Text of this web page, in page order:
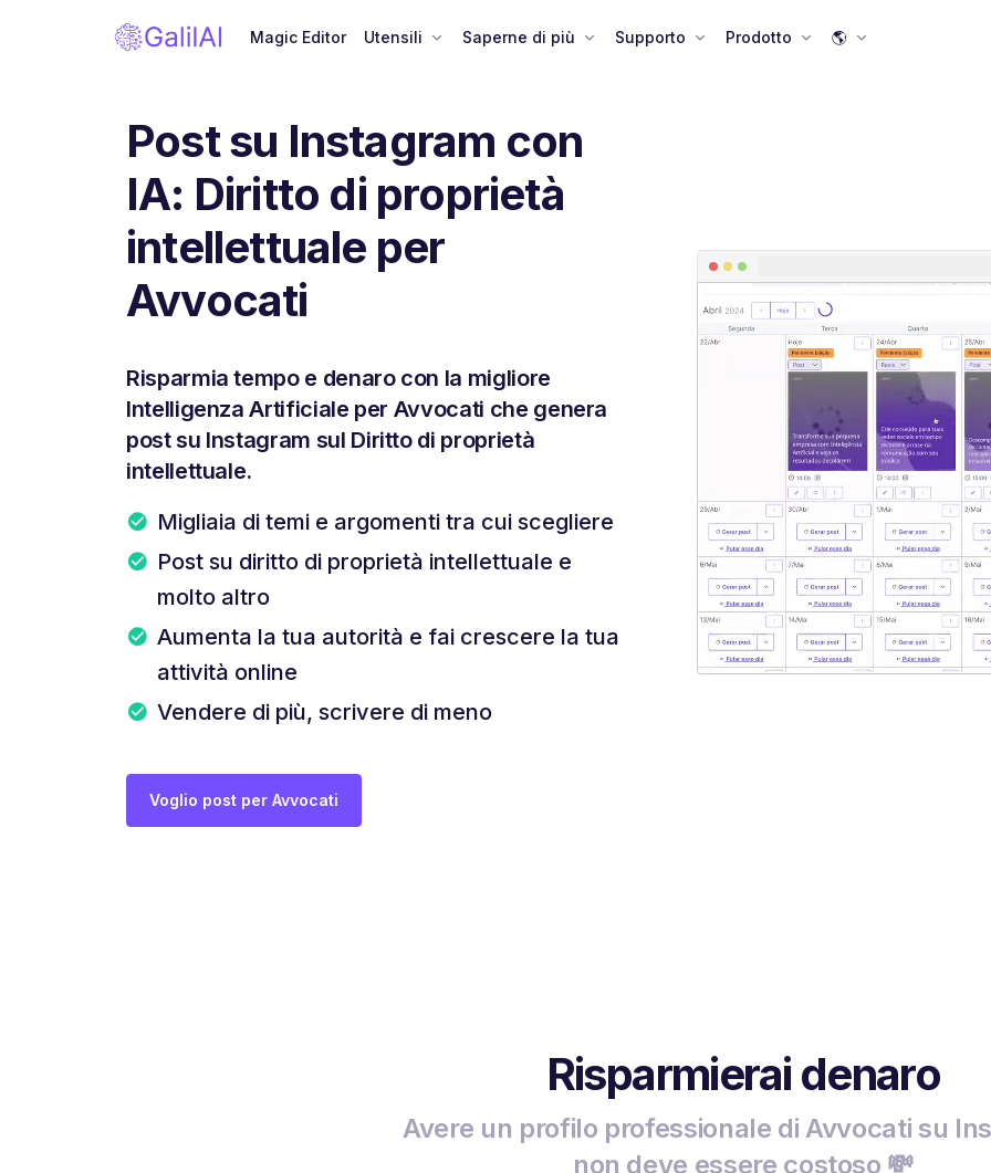
Magic Editor Utensili Saperne di più Supporto Prodotto 🌎
Post su Instagram con
IA: Diritto di proprietà
intellettuale per
Avvocati
Risparmia tempo e denaro con la migliore
Intelligenza Artificiale per Avvocati che genera
post su Instagram sul Diritto di proprietà
intellettuale.
Migliaia di temi e argomenti tra cui scegliere
Post su diritto di proprietà intellettuale e
molto altro
Aumenta la tua autorità e fai crescere la tua
attività online
Vendere di più, scrivere di meno
Voglio post per Avvocati
Risparmierai denaro
Avere un profilo professionale di Avvocati su
non deve essere costoso 💸